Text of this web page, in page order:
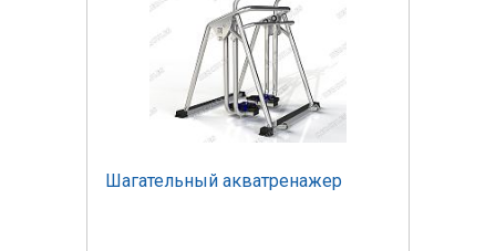
Шагательный акватренажер